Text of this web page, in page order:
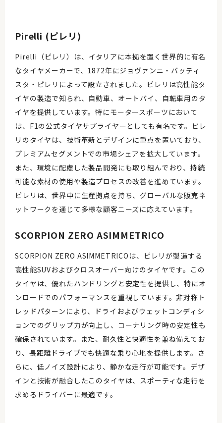
Pirelli (ピレリ)
Pirelli（ピレリ）は、イタリアに本拠を置く世界的に有名
なタイヤメーカーで、1872年にジョヴァンニ・バッティ
スタ・ピレリによって設立されました。ピレリは高性能タ
イヤの製造で知られ、自動車、オートバイ、自転車用のタ
イヤを提供しています。特にモータースポーツにおいて
は、F1の公式タイヤサプライヤーとしても有名です。ピレ
リのタイヤは、技術革新とデザインに重点を置いており、
プレミアムセグメントでの市場シェアを拡大しています。
また、環境に配慮した製品開発にも取り組んでおり、持続
可能な素材の使用や製造プロセスの改善を進めています。
ピレリは、世界中に生産拠点を持ち、グローバルな販売ネ
ットワークを通じて多様な顧客ニーズに応えています。
SCORPION ZERO ASIMMETRICO
SCORPION ZERO ASIMMETRICOは、ピレリが製造する
高性能SUVおよびクロスオーバー向けのタイヤです。この
タイヤは、優れたハンドリングと安定性を提供し、特にオ
ンロードでのパフォーマンスを重視しています。非対称ト
レッドパターンにより、ドライおよびウェットコンディシ
ョンでのグリップ力が向上し、コーナリング時の安定性も
確保されています。また、耐久性と快適性を兼ね備えてお
り、長距離ドライブでも快適な乗り心地を提供します。さ
らに、低ノイズ設計により、静かな走行が可能です。デザ
インと技術が融合したこのタイヤは、スポーティな走行を
求めるドライバーに最適です。